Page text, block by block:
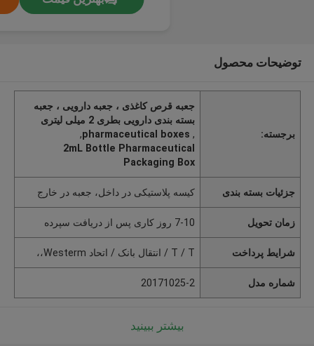
توضیحات محصول
برجسته:
جعبه قرص کاغذی ، جعبه دارویی ، جعبه
بسته بندی دارویی بطری 2 میلی لیتری
,
pharmaceutical boxes
,
2mL Bottle Pharmaceutical
Packaging Box
جزئیات بسته بندی کیسه پلاستیکی در داخل، جعبه در خارج
زمان تحویل 7-10 روز کاری پس از دریافت سپرده
شرایط پرداخت T / T / انتقال بانک / اتحاد Westerm،،
شماره مدل 20171025-2
بیشتر ببینید